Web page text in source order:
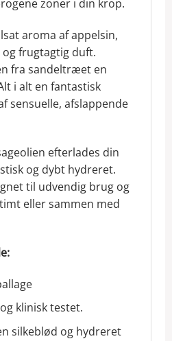
zoner i din krop.
aroma af appelsin,
frugtagtig duft.
fra sandeltræet en
i alt en fantastisk
sensuelle, afslappende
efterlades din
og dybt hydreret.
til udvendig brug og
eller sammen med
klinisk testet.
silkeblød og hydreret